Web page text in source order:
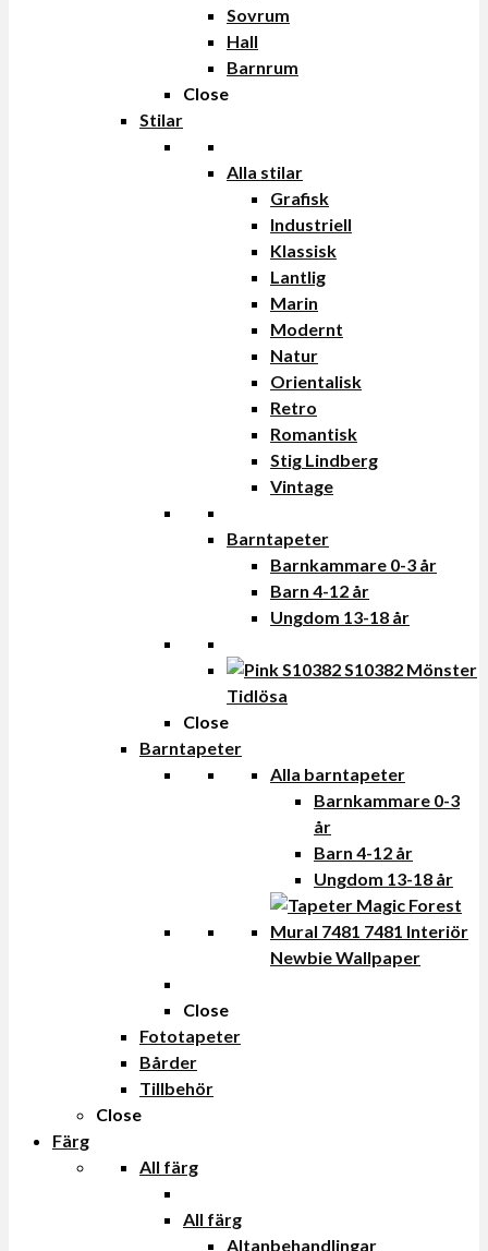
Sovrum
Hall
Barnrum
Close
Stilar
Alla stilar
Grafisk
Industriell
Klassisk
Lantlig
Marin
Modernt
Natur
Orientalisk
Retro
Romantisk
Stig Lindberg
Vintage
Barntapeter
Barnkammare 0-3 år
Barn 4-12 år
Ungdom 13-18 år
Tidlösa
Close
Barntapeter
Alla barntapeter
Barnkammare 0-3
år
Barn 4-12 år
Ungdom 13-18 år
Newbie Wallpaper
Close
Fototapeter
Bårder
Tillbehör
Close
Färg
All färg
All färg
Altanbehandlingar